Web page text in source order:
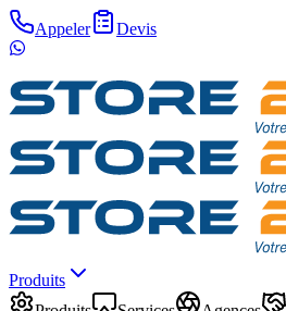
Appeler Devis
Produits